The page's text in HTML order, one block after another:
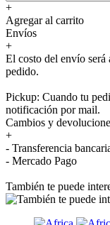
+
Agregar al carrito
Envíos
+
El costo del envío será
pedido.
Pickup: Cuando tu
notificación por mail.
Cambios y
+
- Transferencia
- Mercado Pago
También te puede